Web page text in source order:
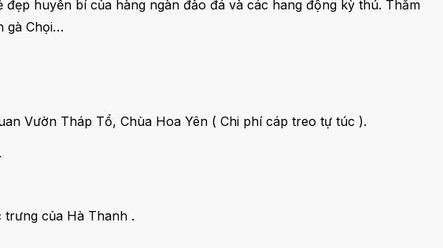
huyền bí của hàng ngàn đảo đá và các hang động kỳ thú. Thăm
gà Chọi…
Vườn Tháp Tổ, Chùa Hoa Yên ( Chi phí cáp treo tự túc ).
của Hà Thanh .